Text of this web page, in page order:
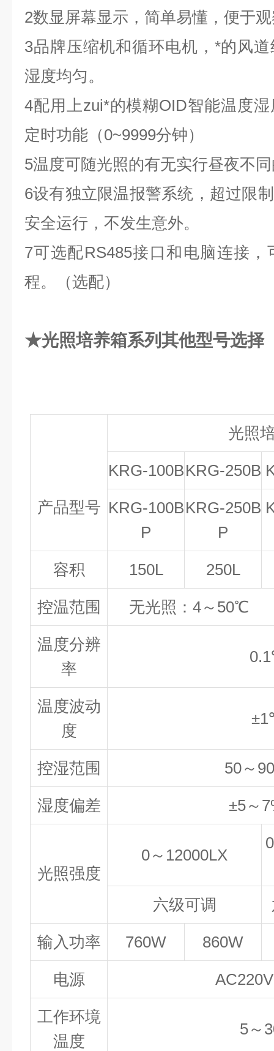
2数显屏幕显示，简单易懂，便于
3品牌压缩机和循环电机，*的风
湿度均匀。
4配用上zui*的模糊OID智能温度
定时功能（0~9999分钟）
5温度可随光照的有无实行昼夜不
6设有独立限温报警系统，超过限
安全运行，不发生意外。
7可选配RS485接口和电脑连接
程。（选配）
★光照培养箱系列其他型号选择
产品型号
光照
KRG-100BKRG-250B
KRG-100B
P
KRG-250B
P
容积 150L 250L
控温范围 无光照：4～50℃
温度分辨
率
温度波动
度
控湿范围 50～
湿度偏差 ±5～
光照强度
0～12000LX
六级可调
输入功率 760W 860W
电源
工作环境
温度
5～